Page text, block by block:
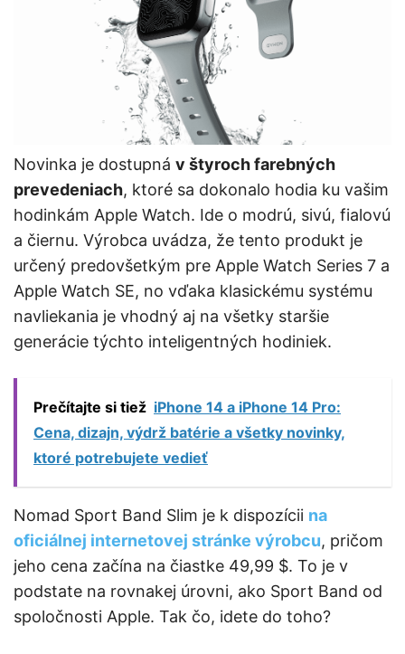
Novinka je dostupná v štyroch farebných
prevedeniach, ktoré sa dokonalo hodia ku vašim
hodinkám Apple Watch. Ide o modrú, sivú, fialovú
a čiernu. Výrobca uvádza, že tento produkt je
určený predovšetkým pre Apple Watch Series 7 a
Apple Watch SE, no vďaka klasickému systému
navliekania je vhodný aj na všetky staršie
generácie týchto inteligentných hodiniek.
Prečítajte si tiež iPhone 14 a iPhone 14 Pro:
Cena, dizajn, výdrž batérie a všetky novinky,
ktoré potrebujete vedieť
Nomad Sport Band Slim je k dispozícii na
oficiálnej internetovej stránke výrobcu, pričom
jeho cena začína na čiastke 49,99 $. To je v
podstate na rovnakej úrovni, ako Sport Band od
spoločnosti Apple. Tak čo, idete do toho?